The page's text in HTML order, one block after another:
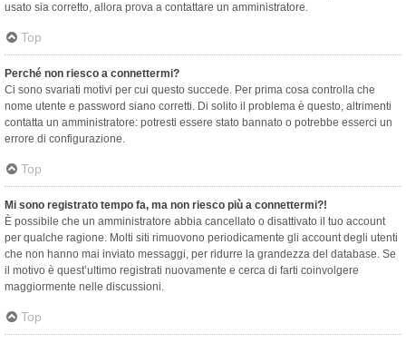
usato sia corretto, allora prova a contattare un amministratore.
Top
Perché non riesco a connettermi?
Ci sono svariati motivi per cui questo succede. Per prima cosa controlla che
nome utente e password siano corretti. Di solito il problema è questo, altrimenti
contatta un amministratore: potresti essere stato bannato o potrebbe esserci un
errore di configurazione.
Top
Mi sono registrato tempo fa, ma non riesco più a connettermi?!
È possibile che un amministratore abbia cancellato o disattivato il tuo account
per qualche ragione. Molti siti rimuovono periodicamente gli account degli utenti
che non hanno mai inviato messaggi, per ridurre la grandezza del database. Se
il motivo è quest’ultimo registrati nuovamente e cerca di farti coinvolgere
maggiormente nelle discussioni.
Top